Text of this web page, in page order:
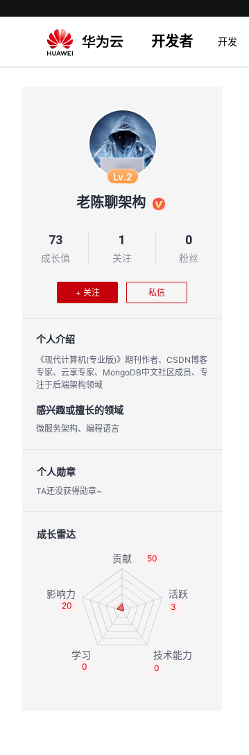
开发者 开发
Lv.2
老陈聊架构
73
成长值
1
关注
0
粉丝
+ 关注 私信
个人介绍
《现代计算机(专业版)》期刊作者、CSDN博客
专家、云享专家、MongoDB中文社区成员、专
注于后端架构领域
感兴趣或擅长的领域
微服务架构、编程语言
个人勋章
TA还没获得勋章~
成长雷达
50
3
0
0
20